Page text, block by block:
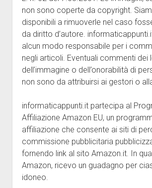
non sono coperte da copyright.
disponibili a rimuoverle nel caso
da diritto d’autore.
alcun modo responsabile per i
negli articoli. Eventuali commenti dei
dell’immagine o dell’onorabilità di
non sono da attribuirsi ai gestori o
informaticappunti.it partecipa al
Affiliazione Amazon EU, un
affiliazione che consente ai siti di
commissione pubblicitaria
fornendo link al sito Amazon.it. In
Amazon, ricevo un guadagno per
idoneo.